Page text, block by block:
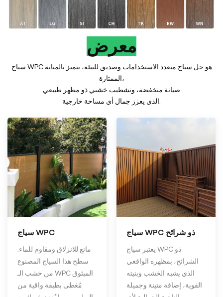
معرض
سياج WPC هو حل سياج متعدد الاستخدامات وصديق للبيئة، يتميز بالمتانة
الممتازة،
صيانة منخفضة، وتشطيب خشبي ذو مظهر طبيعي
سياج WPC
مانع للانزلاق ومقاوم للماء.
سطح هذا السياج المصنوع
من خشب الـ WPC المبثوق
مُغطى بطبقة واقية من
سياج WPC ذو شرائح
يعتبر سياج WPC ذو
الشرائح، بمظهره الواقعي
الذي يشبه الخشب وبنيته
القوية، إضافة متينة وجميلة